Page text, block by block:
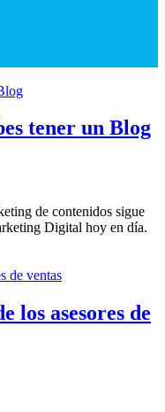
tener un Blog
de contenidos sigue
Digital hoy en día.
los asesores de